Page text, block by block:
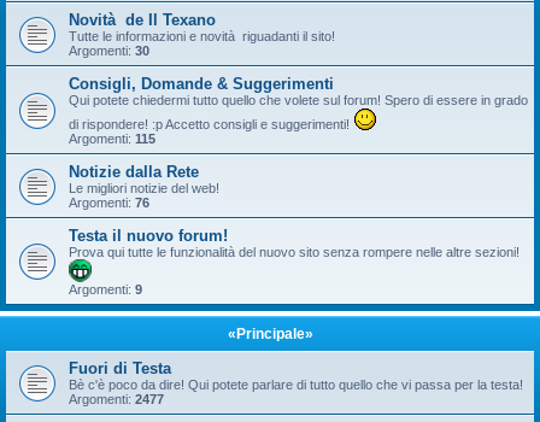
Novità de Il Texano
Tutte le informazioni e novità riguadanti il sito!
Argomenti: 30
Consigli, Domande & Suggerimenti
Qui potete chiedermi tutto quello che volete sul forum! Spero di essere in grado
di rispondere! :p Accetto consigli e suggerimenti!
Argomenti: 115
Notizie dalla Rete
Le migliori notizie del web!
Argomenti: 76
Testa il nuovo forum!
Prova qui tutte le funzionalità del nuovo sito senza rompere nelle altre sezioni!
Argomenti: 9
«Principale»
Fuori di Testa
Bè c'è poco da dire! Qui potete parlare di tutto quello che vi passa per la testa!
Argomenti: 2477